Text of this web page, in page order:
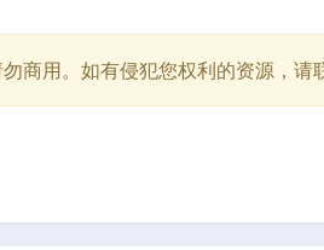
用。如有侵犯您权利的资源，请